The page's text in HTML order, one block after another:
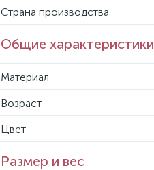
Страна производства
Общие характеристики
Материал
Возраст
Цвет
Размер и вес